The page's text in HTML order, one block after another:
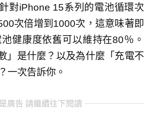
對iPhone 15系列的電池循環次
次倍增到1000次，這意味著即
健康度依舊可以維持在80％。
」是什麼？以及為什麼「充電不
一次告訴你。
廣告 請繼續往下閱讀